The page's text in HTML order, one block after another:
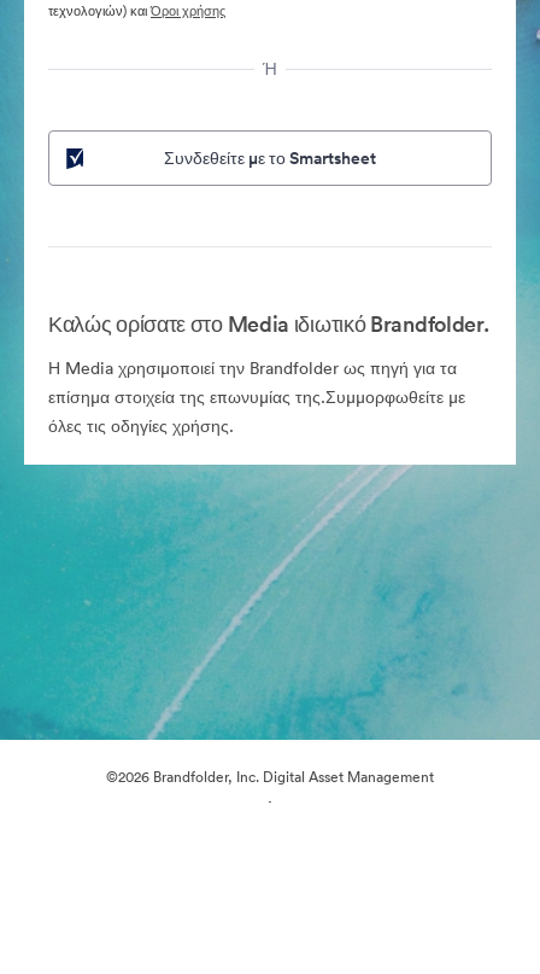
τεχνολογιών) καιΌροι χρήσης
Ή
Συνδεθείτε με το Smartsheet
Καλώς ορίσατε στο Media ιδιωτικό Brandfolder.
Η Media χρησιμοποιεί την Brandfolder ως πηγή για τα
επίσημα στοιχεία της επωνυμίας της.Συμμορφωθείτε με
όλες τις οδηγίες χρήσης.
©2026 Brandfolder, Inc. Digital Asset Management
·